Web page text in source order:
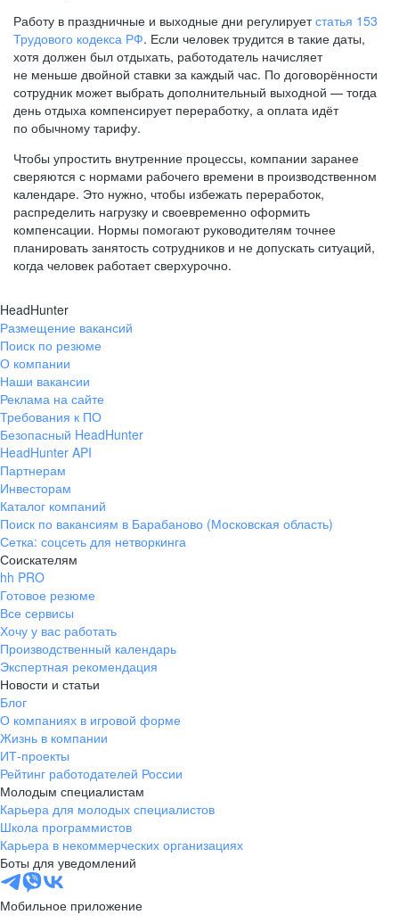
Работу в праздничные и выходные дни регулируетстатья 153
Трудового кодекса РФ. Если человек трудится в такие даты,
хотя должен был отдыхать, работодатель начисляет
не меньше двойной ставки за каждый час. По договорённости
сотрудник может выбрать дополнительный выходной — тогда
день отдыха компенсирует переработку, а оплата идёт
по обычному тарифу.
Чтобы упростить внутренние процессы, компании заранее
сверяются с нормами рабочего времени в производственном
календаре. Это нужно, чтобы избежать переработок,
распределить нагрузку и своевременно оформить
компенсации. Нормы помогают руководителям точнее
планировать занятость сотрудников и не допускать ситуаций,
когда человек работает сверхурочно.
HeadHunter
Размещение вакансий
Поиск по резюме
О компании
Наши вакансии
Реклама на сайте
Требования к ПО
Безопасный HeadHunter
HeadHunter API
Партнерам
Инвесторам
Каталог компаний
Поиск по вакансиям в Барабаново (Московская область)
Сетка: соцсеть для нетворкинга
Соискателям
hh PRO
Готовое резюме
Все сервисы
Хочу у вас работать
Производственный календарь
Экспертная рекомендация
Новости и статьи
Блог
О компаниях в игровой форме
Жизнь в компании
ИТ-проекты
Рейтинг работодателей России
Молодым специалистам
Карьера для молодых специалистов
Школа программистов
Карьера в некоммерческих организациях
Боты для уведомлений
Мобильное приложение